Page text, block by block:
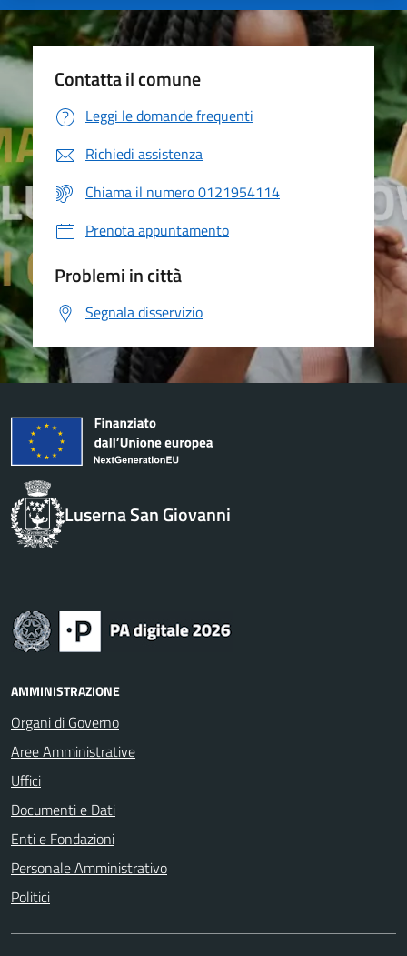
Contatta il comune
Leggi le domande frequenti
Richiedi assistenza
Chiama il numero 0121954114
Prenota appuntamento
Problemi in città
Segnala disservizio
Luserna San Giovanni
AMMINISTRAZIONE
Organi di Governo
Aree Amministrative
Uffici
Documenti e Dati
Enti e Fondazioni
Personale Amministrativo
Politici